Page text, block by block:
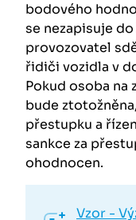
bodového
se nezapisuje
provozovatel
řidiči vozidla v
Pokud osoba na
bude
přestupku a
sankce za
ohodnocen.
Vzor -